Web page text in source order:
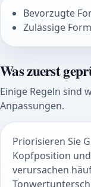
Bevorzugte
Zulässige
Was zuerst
Einige Regeln sind
Anpassungen.
Priorisieren Sie
Kopfposition
verursachen